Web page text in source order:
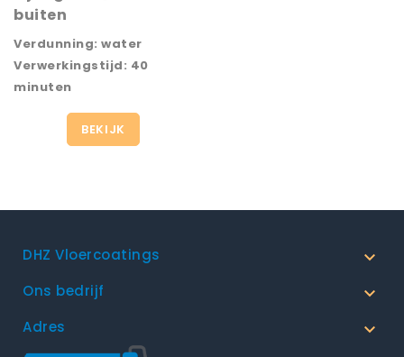
buiten
Verdunning: water
Verwerkingstijd: 40
minuten
BEKIJK
DHZ Vloercoatings 
Ons bedrijf 
Adres 